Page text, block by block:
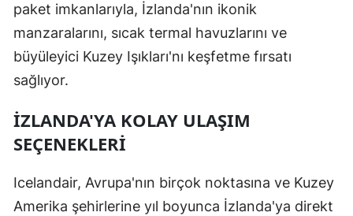
paket imkanlarıyla, İzlanda'nın ikonik
manzaralarını, sıcak termal havuzlarını ve
büyüleyici Kuzey Işıkları'nı keşfetme fırsatı
sağlıyor.
İZLANDA'YA KOLAY ULAŞIM
SEÇENEKLERI
Icelandair, Avrupa'nın birçok noktasına ve Kuzey
Amerika şehirlerine yıl boyunca İzlanda'ya direkt